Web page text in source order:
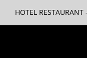
content
HOTEL